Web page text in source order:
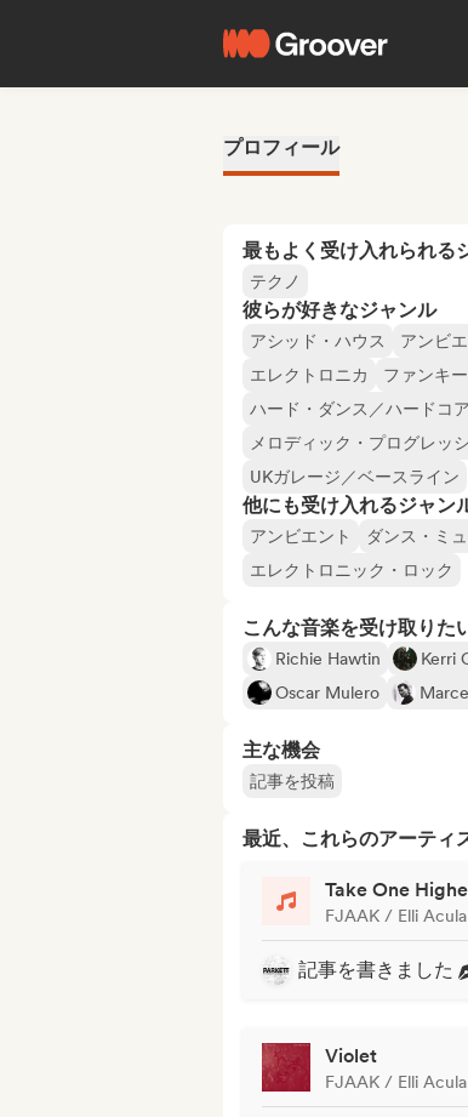
プロフィール
最もよく受け入れられる
テクノ
彼らが好きなジャンル
アシッド・ハウス アンビ
エレクトロニカ
ファンキ
ハード・ダンス／ハードコ
メロディック・プログレッ
UKガレージ／ベースライン
他にも受け入れるジャン
アンビエント ダンス・ミ
エレクトロニック・ロック
こんな音楽を受け取りた
Richie Hawtin Kerri
Oscar Mulero
主な機会
記事を投稿
最近、これらのアーティ
Take One
FJAAK / Elli Acula
記事を書きました
Violet
FJAAK / Elli Acula